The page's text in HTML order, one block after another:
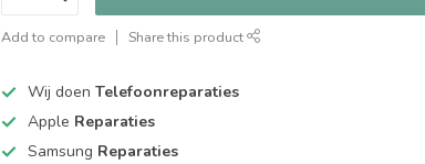
Add to compare Share this product
Wij doenTelefoonreparaties
Apple Reparaties
Samsung Reparaties